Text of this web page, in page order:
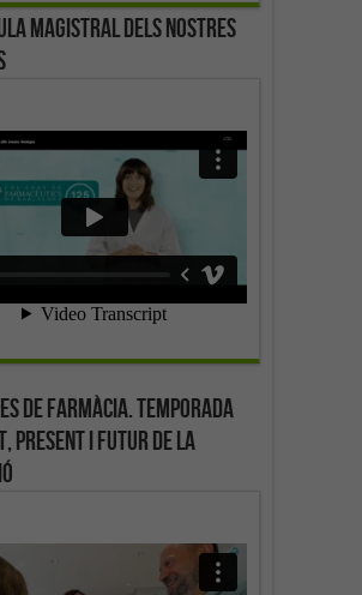
magistral dels nostres
de farmàcia. Temporada
present i futur de la